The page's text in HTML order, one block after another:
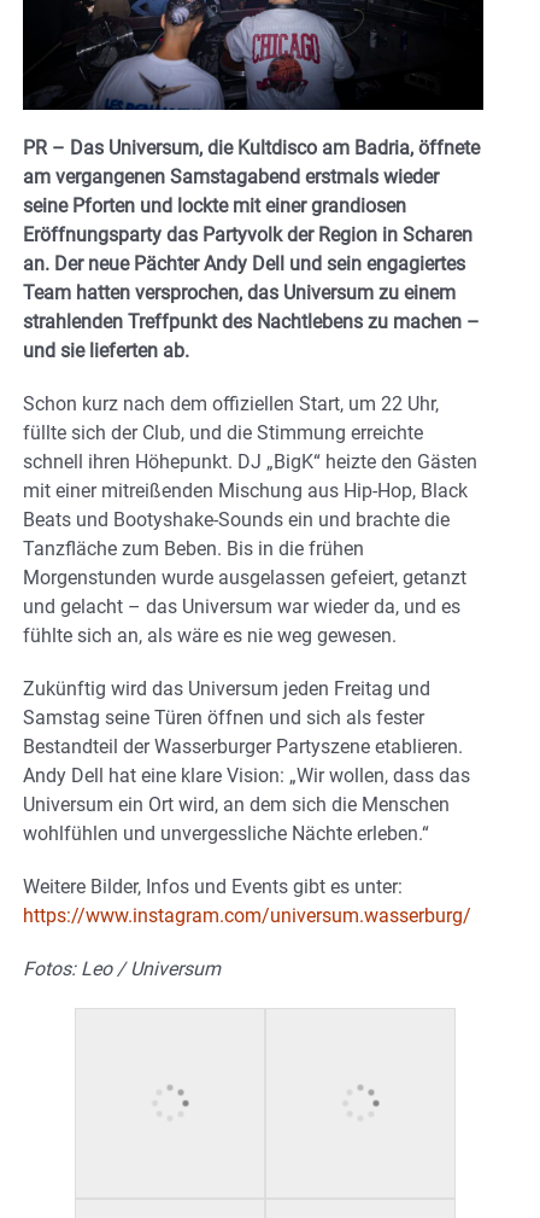
PR – Das Universum, die Kultdisco am Badria, öffnete
am vergangenen Samstagabend erstmals wieder
seine Pforten und lockte mit einer grandiosen
Eröffnungsparty das Partyvolk der Region in Scharen
an. Der neue Pächter Andy Dell und sein engagiertes
Team hatten versprochen, das Universum zu einem
strahlenden Treffpunkt des Nachtlebens zu machen –
und sie lieferten ab.
Schon kurz nach dem offiziellen Start, um 22 Uhr,
füllte sich der Club, und die Stimmung erreichte
schnell ihren Höhepunkt. DJ „BigK“ heizte den Gästen
mit einer mitreißenden Mischung aus Hip-Hop, Black
Beats und Bootyshake-Sounds ein und brachte die
Tanzfläche zum Beben. Bis in die frühen
Morgenstunden wurde ausgelassen gefeiert, getanzt
und gelacht – das Universum war wieder da, und es
fühlte sich an, als wäre es nie weg gewesen.
Zukünftig wird das Universum jeden Freitag und
Samstag seine Türen öffnen und sich als fester
Bestandteil der Wasserburger Partyszene etablieren.
Andy Dell hat eine klare Vision: „Wir wollen, dass das
Universum ein Ort wird, an dem sich die Menschen
wohlfühlen und unvergessliche Nächte erleben.“
Weitere Bilder, Infos und Events gibt es unter:
https://www.instagram.com/universum.wasserburg/
Fotos: Leo / Universum